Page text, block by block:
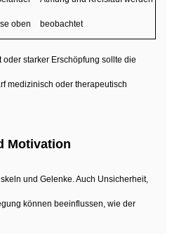
oben beobachtet
oder starker Erschöpfung sollte die
medizinisch oder therapeutisch
Motivation
und Gelenke. Auch Unsicherheit,
können beeinflussen, wie der